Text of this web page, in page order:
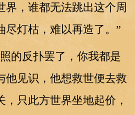
界，谁都无法跳出这个周
尽灯枯，难以再造了。”
反扑罢了，你我都是
他见识，他想救世便去救
只此方世界坐地起价，